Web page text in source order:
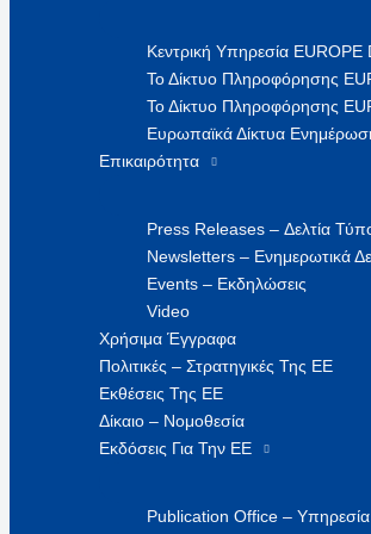
Κεντρική Υπηρεσία EUROPE
Το Δίκτυο Πληροφόρησης
Το Δίκτυο Πληροφόρησης
Ευρωπαϊκά Δίκτυα
Επικαιρότητα
Press Releases – Δελτία
Newsletters – Ενημερωτικά
Events – Εκδηλώσεις
Video
Χρήσιμα Έγγραφα
Πολιτικές – Στρατηγικές Της ΕΕ
Εκθέσεις Της ΕΕ
Δίκαιο – Νομοθεσία
Εκδόσεις Για Την ΕΕ
Publication Office –